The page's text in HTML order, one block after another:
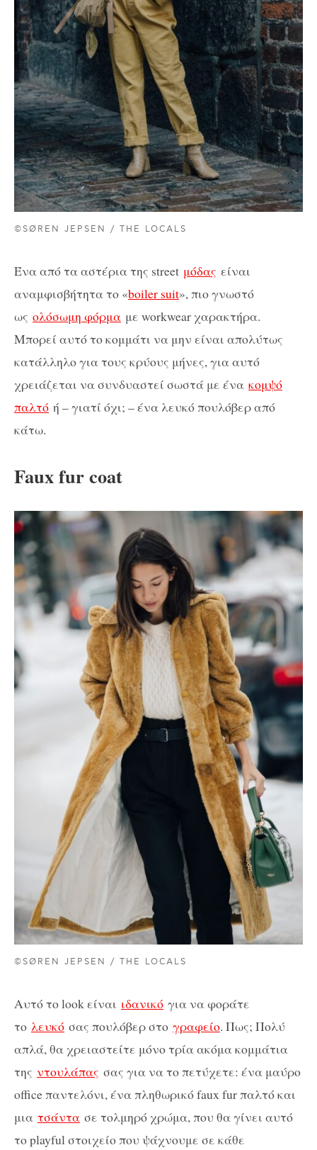
©SØREN JEPSEN / THE LOCALS
Ένα από τα αστέρια της street μόδας είναι
αναμφισβήτητα το «boiler suit», πιο γνωστό
ως ολόσωμη φόρμα με workwear χαρακτήρα.
Μπορεί αυτό το κομμάτι να μην είναι απολύτως
κατάλληλο για τους κρύους μήνες, για αυτό
χρειάζεται να συνδυαστεί σωστά με ένα κομψό
παλτό ή – γιατί όχι; – ένα λευκό πουλόβερ από
κάτω.
Faux fur coat
©SØREN JEPSEN / THE LOCALS
Aυτό το look είναι ιδανικό για να φοράτε
το λευκό σας πουλόβερ στο γραφείο. Πως; Πολύ
απλά, θα χρειαστείτε μόνο τρία ακόμα κομμάτια
της ντουλάπας σας για να το πετύχετε: ένα μαύρο
office παντελόνι, ένα πληθωρικό faux fur παλτό και
μια τσάντα σε τολμηρό χρώμα, που θα γίνει αυτό
το playful στοιχείο που ψάχνουμε σε κάθε